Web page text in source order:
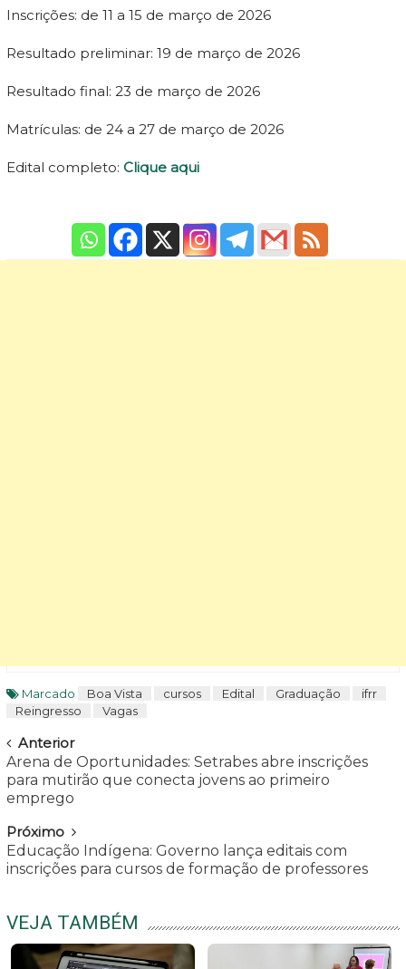
Inscrições: de 11 a 15 de março de 2026
Resultado preliminar: 19 de março de 2026
Resultado final: 23 de março de 2026
Matrículas: de 24 a 27 de março de 2026
Edital completo: Clique aqui
Marcado Boa Vista cursos Edital Graduação
ifrr
Reingresso
Vagas
Navegar
Anterior
Arena de Oportunidades: Setrabes abre inscrições
para mutirão que conecta jovens ao primeiro
emprego
Próximo
Educação Indígena: Governo lança editais com
inscrições para cursos de formação de professores
VEJA TAMBÉM